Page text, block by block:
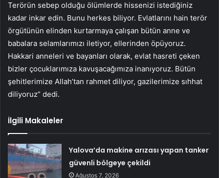
Terörün sebep olduğu ölümlerde hissenizi istediğiniz
kadar inkar edin. Bunu herkes biliyor. Evlatlarını hain terör
örgütünün elinden kurtarmaya çalışan bütün anne ve
babalara selamlarımızı iletiyor, ellerinden öpüyoruz.
Hakkari anneleri ve bayanları olarak, evlat hasreti çeken
bizler çocuklarımıza kavuşacağımıza inanıyoruz. Bütün
şehitlerimize Allah’tan rahmet diliyor, gazilerimize sıhhat
diliyoruz” dedi.
İlgili Makaleler
Yalova’da makine arızası yapan tanker
güvenli bölgeye çekildi
Ağustos 7, 2026